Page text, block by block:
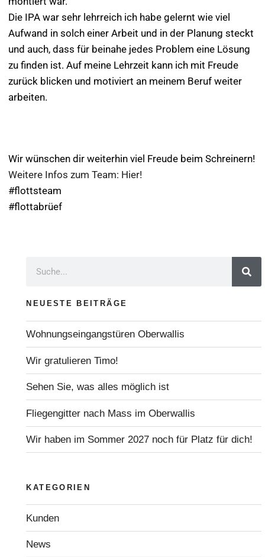
Die IPA war sehr lehrreich ich habe gelernt wie viel
Aufwand in solch einer Arbeit und in der Planung steckt
und auch, dass für beinahe jedes Problem eine Lösung
zu finden ist. Auf meine Lehrzeit kann ich mit Freude
zurück blicken und motiviert an meinem Beruf weiter
arbeiten.
Wir wünschen dir weiterhin viel Freude beim Schreinern!
Weitere Infos zum Team: Hier!
#flottsteam
#flottabrüef
NEUESTE BEITRÄGE
Wohnungseingangstüren Oberwallis
Wir gratulieren Timo!
Sehen Sie, was alles möglich ist
Fliegengitter nach Mass im Oberwallis
Wir haben im Sommer 2027 noch für Platz für dich!
KATEGORIEN
Kunden
News